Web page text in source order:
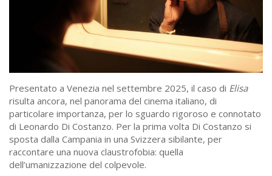
Presentato a Venezia nel settembre 2025, il caso di Elisa
risulta ancora, nel panorama del cinema italiano, di
particolare importanza, per lo sguardo rigoroso e connotato
di Leonardo Di Costanzo. Per la prima volta Di Costanzo si
sposta dalla Campania in una Svizzera sibilante, per
raccontare una nuova claustrofobia: quella
dell’umanizzazione del colpevole.